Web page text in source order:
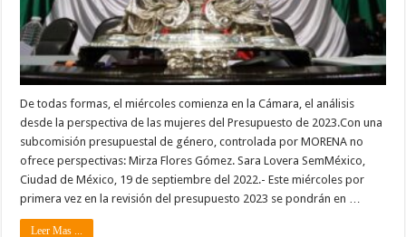
De todas formas, el miércoles comienza en la Cámara, el análisis
desde la perspectiva de las mujeres del Presupuesto de 2023.Con una
subcomisión presupuestal de género, controlada por MORENA no
ofrece perspectivas: Mirza Flores Gómez. Sara Lovera SemMéxico,
Ciudad de México, 19 de septiembre del 2022.- Este miércoles por
primera vez en la revisión del presupuesto 2023 se pondrán en …
Leer Mas ...